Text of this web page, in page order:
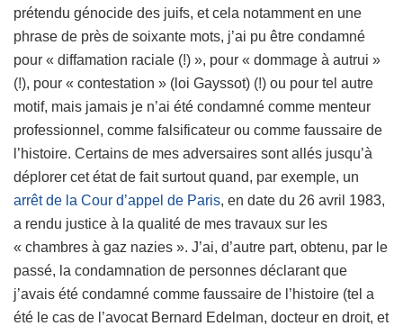
prétendu génocide des juifs, et cela notamment en une
phrase de près de soixante mots, j’ai pu être condamné
pour « diffamation raciale (!) », pour « dommage à autrui »
(!), pour « contestation » (loi Gayssot) (!) ou pour tel autre
motif, mais jamais je n’ai été condamné comme menteur
professionnel, comme falsificateur ou comme faussaire de
l’histoire. Certains de mes adversaires sont allés jusqu’à
déplorer cet état de fait surtout quand, par exemple, un
arrêt de la Cour d’appel de Paris, en date du 26 avril 1983,
a rendu justice à la qualité de mes travaux sur les
« chambres à gaz nazies ». J’ai, d’autre part, obtenu, par le
passé, la condamnation de personnes déclarant que
j’avais été condamné comme faussaire de l’histoire (tel a
été le cas de l’avocat Bernard Edelman, docteur en droit, et